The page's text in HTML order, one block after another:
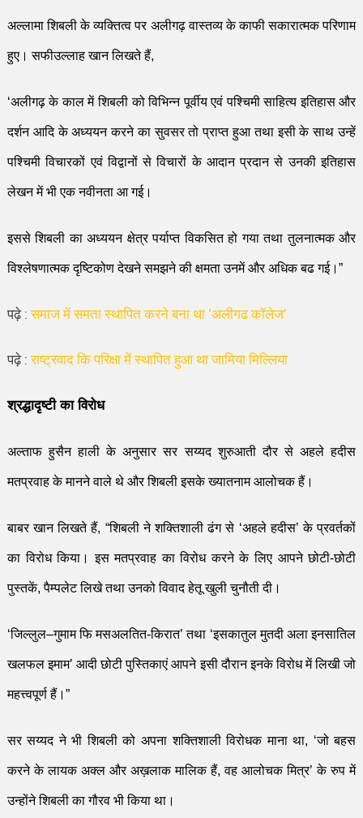
अल्लामा शिबली के व्यक्तित्वपर अलीगढ़ वास्तव्य के काफी सकारात्मक परिणाम
हुए। सफीउल्लाह खान लिखते हैं,
‘अलीगढ़ के काल में शिबली को विभिन्न पूर्वीय एवं पश्चिमी साहित्य इतिहास और
दर्शन आदि के अध्ययन करने का सुवसर तो प्राप्त हुआ तथा इसी के साथ उन्हें
पश्चिमी विचारकों एवं विद्वानों से विचारों के आदान प्रदान से उनकी इतिहास
लेखन में भी एक नवीनता आ गई।
इससे शिबली का अध्ययन क्षेत्र पर्याप्त विकसित हो गया तथा तुलनात्मक और
विश्लेषणात्मक दृष्टिकोण देखने समझने की क्षमता उनमें औरअधिक बढ गई। ”
पढ़े :समाज में समता स्थापित करने बना था ‘अलीगढ कॉलेज’
पढ़े :राष्ट्रवाद कि परिक्षा में स्थापित हुआ था जामिया मिल्लिया
श्रद्धादृष्टी का विरोध
अल्ताफ हुसैन हाली के अनुसार सर सय्यद शुरुआती दौर से अहले हदीस
मतप्रवाह के मानने वाले थे और शिबली इसके ख्यातनामआलोचक हैं।
बाबर खान लिखते हैं, “शिबली ने शक्तिशाली ढंग से ‘अहले हदीस’ के प्रवर्तकों
का विरोध किया।इस मतप्रवाह का विरोध करने के लिए आपने छोटी-छोटी
पुस्तकें,पैम्पलेट लिखे तथा उनको विवाद हेतू खुली चुनौती दी।
‘जिल्लुल–गुमाम फि मसअलतित-किरात’तथा ‘इसकातुल मुतदी अला इनसातिल
खलफल इमाम’आदीछोटी पुस्तिकाएं आपने इसी दौरान इनके विरोध में लिखी जो
महत्त्वपूर्ण हैं। ”
सर सय्यद ने भी शिबली को अपना शक्तिशाली विरोधक माना था, ‘जो बहस
करने के लायक अक्ल और अख़लाक मालिक हैं,वहआलोचक मित्र’के रुप में
उन्होंने शिबली का गौरव भी किया था।